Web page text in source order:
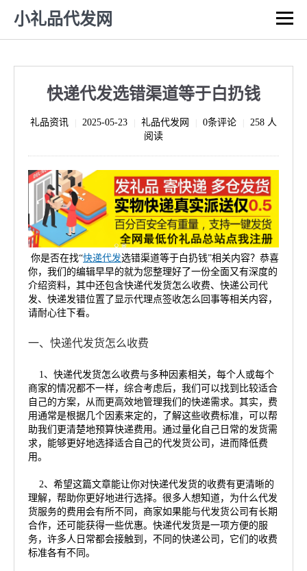
小礼品代发网
快递代发选错渠道等于白扔钱
礼品资讯 2025-05-23 礼品代发网 0条评论
258 人
阅读
你是否在找“快递代发选错渠道等于白扔钱”相关内容？恭喜
你，我们的编辑早早的就为您整理好了一份全面又有深度的
介绍资料，其中还包含快递代发货怎么收费、快递公司代
发、快递发错位置了显示代理点签收怎么回事等相关内容，
请耐心往下看。
一、快递代发货怎么收费
1、快递代发货怎么收费与多种因素相关，每个人或每个
商家的情况都不一样，综合考虑后，我们可以找到比较适合
自己的方案，从而更高效地管理我们的快递需求。其实，费
用通常是根据几个因素来定的，了解这些收费标准，可以帮
助我们更清楚地预算快递费用。通过量化自己日常的发货需
求，能够更好地选择适合自己的代发货公司，进而降低费
用。
2、希望这篇文章能让你对快递代发货的收费有更清晰的
理解，帮助你更好地进行选择。很多人想知道，为什么代发
货服务的费用会有所不同，商家如果能与代发货公司有长期
合作，还可能获得一些优惠。快递代发货是一项方便的服
务，许多人日常都会接触到，不同的快递公司，它们的收费
标准各有不同。